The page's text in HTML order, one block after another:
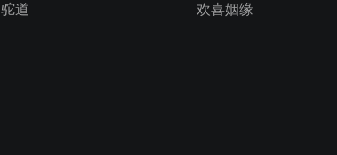
驼道 欢喜姻缘